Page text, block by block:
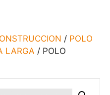
/ POLO
LARGA / POLO